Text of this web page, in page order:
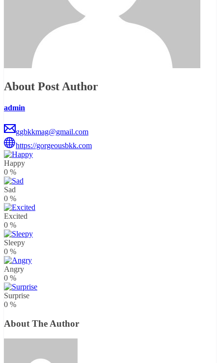
About Post Author
admin
ggbkkmag@gmail.com
https://gorgeousbkk.com
Happy
0 %
Sad
0 %
Excited
0 %
Sleepy
0 %
Angry
0 %
Surprise
0 %
About The Author